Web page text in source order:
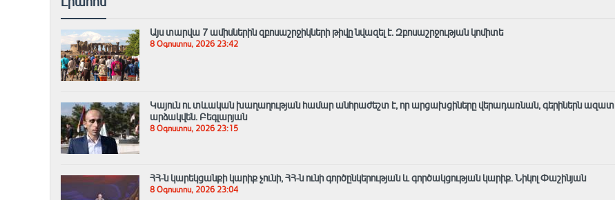
Այս տարվա 7 ամիսներին զբոսաշրջիկների թիվը նվազել է. Զբոսաշրջության կոմիտե
8 Օգոստոս, 2026 23:42
Կայուն ու տևական խաղաղության համար անհրաժեշտ է, որ արցախցիները վերադառնան, գերիներն ազատ
արձակվեն․ Բեգլարյան
8 Օգոստոս, 2026 23:15
ՀՀ-ն կարեկցանքի կարիք չունի, ՀՀ-ն ունի գործընկերության և գործակցության կարիք․ Նիկոլ Փաշինյան
8 Օգոստոս, 2026 23:04